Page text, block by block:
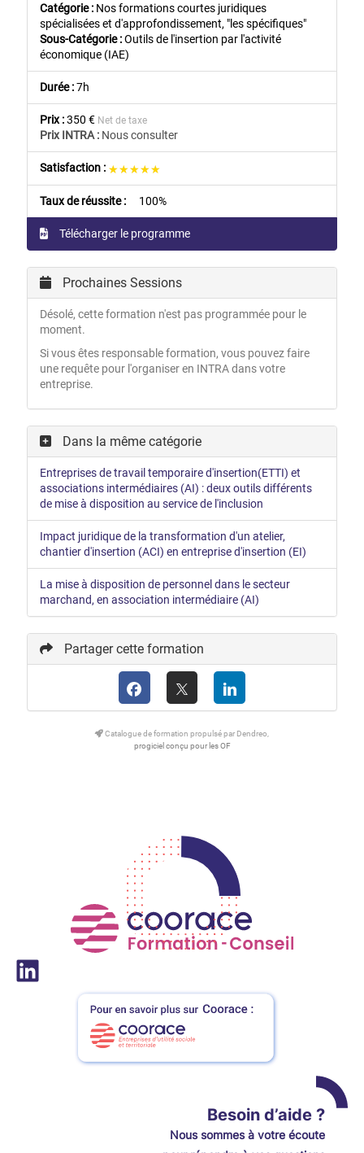
Catégorie : Nos formations courtes juridiques
spécialisées et d'approfondissement, "les spécifiques"
Sous-Catégorie :Outils de l'insertion par l'activité
économique (IAE)
Durée :7h
Prix :350 € Net de taxe
Prix INTRA :Nous consulter
Satisfaction : ★★★★★
★★★★★
Taux de réussite : 100%
Télécharger le programme
Prochaines Sessions
Désolé, cette formation n'est pas programmée pour le
moment.
Si vous êtes responsable formation, vous pouvez faire
une requête pour l'organiser en INTRA dans votre
entreprise.
Dans la même catégorie
Entreprises de travail temporaire d'insertion(ETTI) et
associations intermédiaires (AI) : deux outils différents
de mise à disposition au service de l'inclusion
Impact juridique de la transformation d'un atelier,
chantier d'insertion (ACI) en entreprise d'insertion (EI)
La mise à disposition de personnel dans le secteur
marchand, en association intermédiaire (AI)
Partager cette formation
Catalogue de formation propulsé par Dendreo,
progiciel conçu pour les OF
Besoin d’aide ?
Noussommes à votre écoute